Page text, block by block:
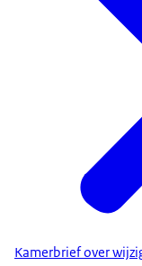
Kamerbrief over